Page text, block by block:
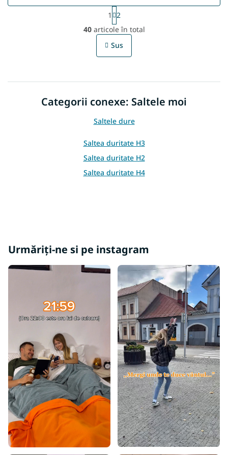
C
o
n
l
l
i
t
ă
r
i
l
P
a
g
i
n
1
2
40articole în total
Sus
Categorii conexe: Saltele moi
Saltele dure
Saltea duritate H3
Saltea duritate H2
Saltea duritate H4
Urmăriți-ne si pe instagram